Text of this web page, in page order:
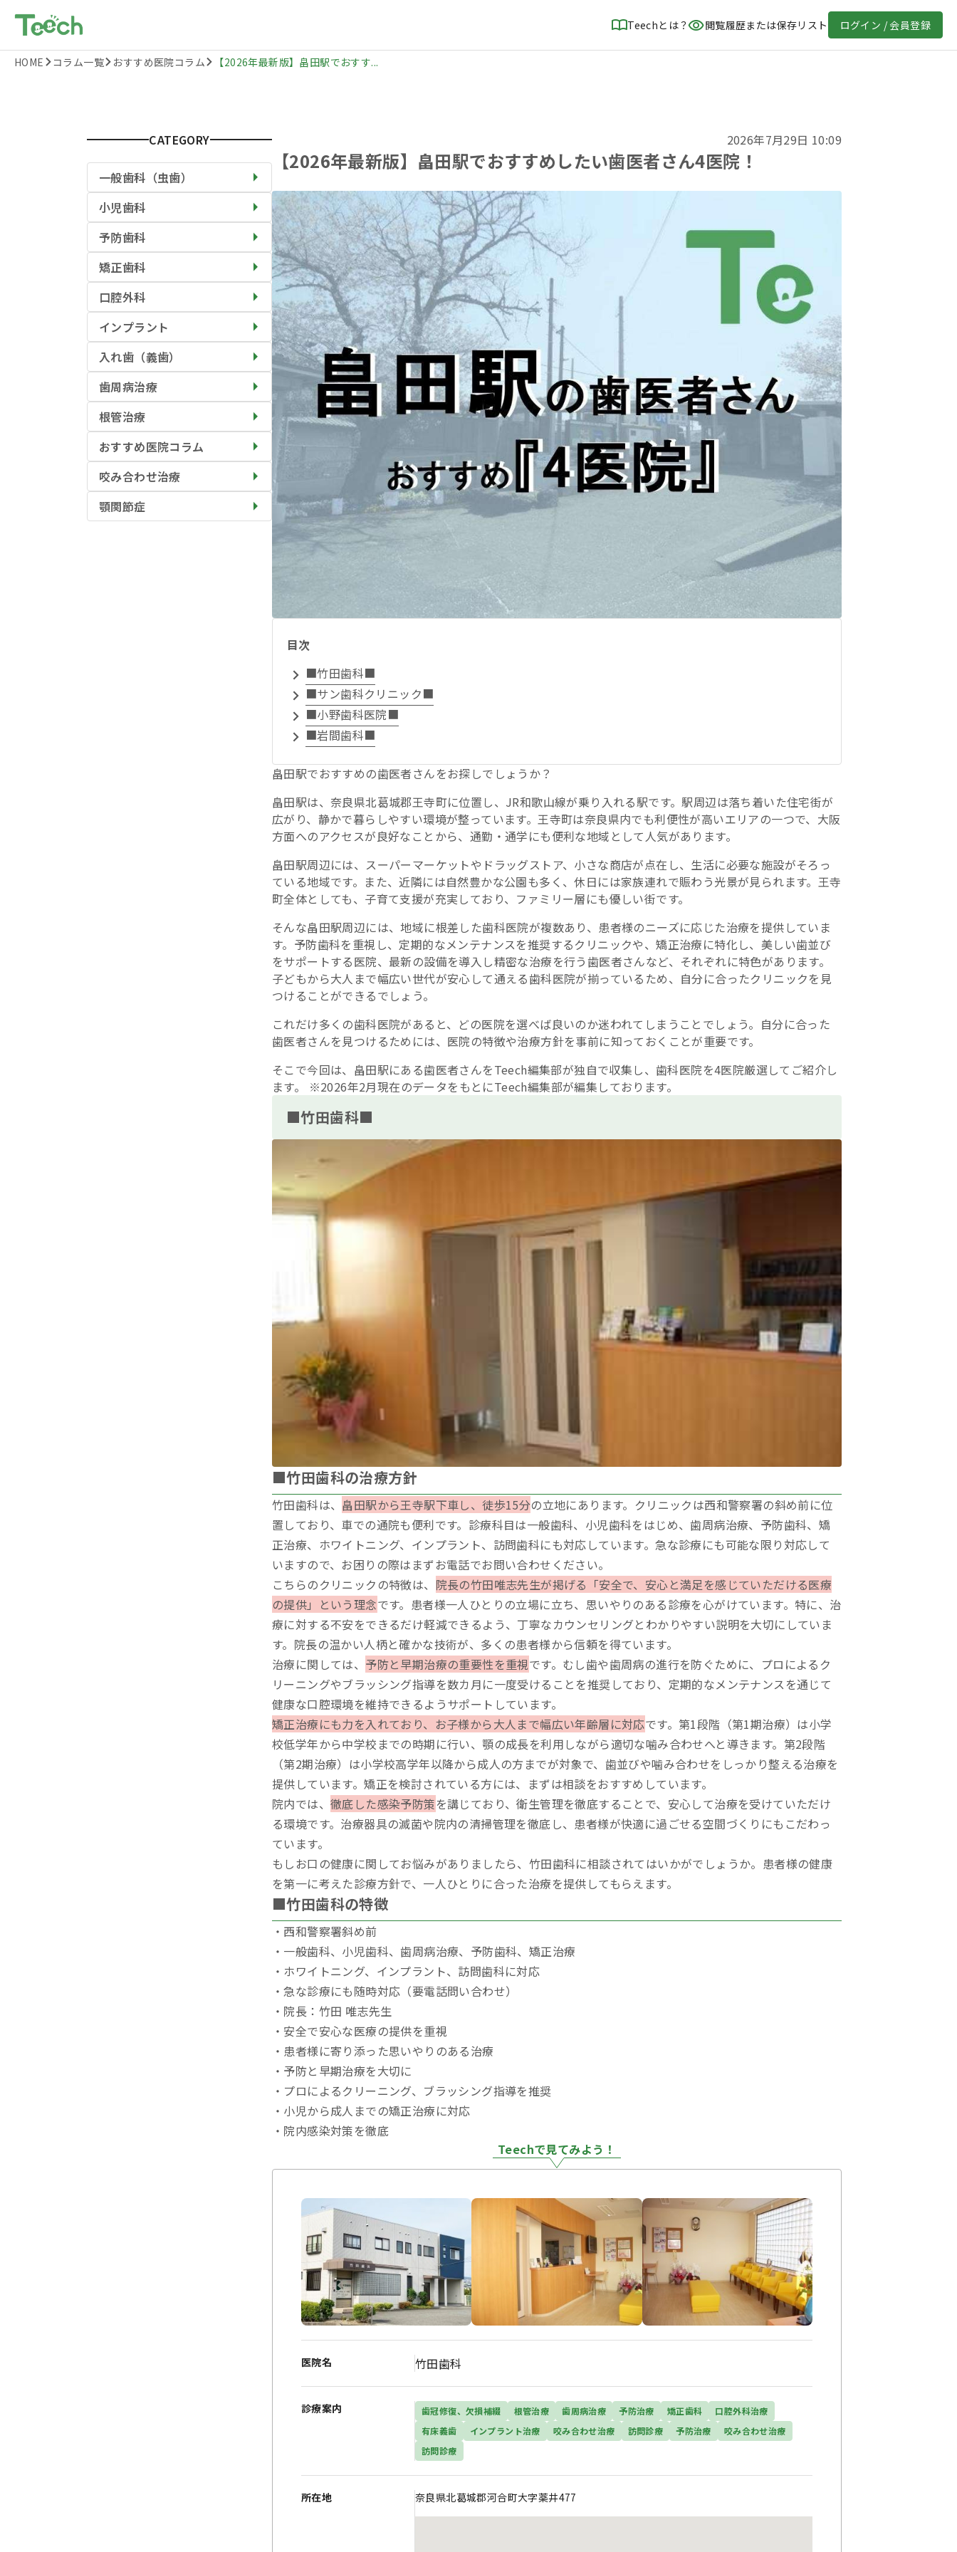
Teechとは？ 閲覧履歴または保存リスト ログイン / 会員登録
HOME コラム一覧 おすすめ医院コラム 【2026年最新版】畠田駅でおすす...
CATEGORY
一般歯科（虫歯）
小児歯科
予防歯科
矯正歯科
口腔外科
インプラント
入れ歯（義歯）
歯周病治療
根管治療
おすすめ医院コラム
咬み合わせ治療
顎関節症
2026年7月29日 10:09
【2026年最新版】畠田駅でおすすめしたい歯医者さん4医院！
目次
■竹田歯科■
■サン歯科クリニック■
■小野歯科医院■
■岩間歯科■
畠田駅でおすすめの歯医者さんをお探しでしょうか？
畠田駅は、奈良県北葛城郡王寺町に位置し、JR和歌山線が乗り入れる駅です。駅周辺は落ち着いた住宅街が
広がり、静かで暮らしやすい環境が整っています。王寺町は奈良県内でも利便性が高いエリアの一つで、大阪
方面へのアクセスが良好なことから、通勤・通学にも便利な地域として人気があります。
畠田駅周辺には、スーパーマーケットやドラッグストア、小さな商店が点在し、生活に必要な施設がそろっ
ている地域です。また、近隣には自然豊かな公園も多く、休日には家族連れで賑わう光景が見られます。王寺
町全体としても、子育て支援が充実しており、ファミリー層にも優しい街です。
そんな畠田駅周辺には、地域に根差した歯科医院が複数あり、患者様のニーズに応じた治療を提供していま
す。予防歯科を重視し、定期的なメンテナンスを推奨するクリニックや、矯正治療に特化し、美しい歯並び
をサポートする医院、最新の設備を導入し精密な治療を行う歯医者さんなど、それぞれに特色があります。
子どもから大人まで幅広い世代が安心して通える歯科医院が揃っているため、自分に合ったクリニックを見
つけることができるでしょう。
これだけ多くの歯科医院があると、どの医院を選べば良いのか迷われてしまうことでしょう。自分に合った
歯医者さんを見つけるためには、医院の特徴や治療方針を事前に知っておくことが重要です。
そこで今回は、畠田駅にある歯医者さんをTeech編集部が独自で収集し、歯科医院を4医院厳選してご紹介し
ます。 ※2026年2月現在のデータをもとにTeech編集部が編集しております。
■竹田歯科■
■竹田歯科の治療方針
竹田歯科は、 畠田駅から王寺駅下車し、徒歩15分の立地にあります。クリニックは西和警察署の斜め前に位
置しており、車での通院も便利です。診療科目は一般歯科、小児歯科をはじめ、歯周病治療、予防歯科、矯
正治療、ホワイトニング、インプラント、訪問歯科にも対応しています。急な診療にも可能な限り対応して
いますので、お困りの際はまずお電話でお問い合わせください。
こちらのクリニックの特徴は、 院長の竹田唯志先生が掲げる「安全で、安心と満足を感じていただける医療
の提供」という理念です。患者様一人ひとりの立場に立ち、思いやりのある診療を心がけています。特に、治
療に対する不安をできるだけ軽減できるよう、丁寧なカウンセリングとわかりやすい説明を大切にしていま
す。院長の温かい人柄と確かな技術が、多くの患者様から信頼を得ています。
治療に関しては、 予防と早期治療の重要性を重視です。むし歯や歯周病の進行を防ぐために、プロによるク
リーニングやブラッシング指導を数カ月に一度受けることを推奨しており、定期的なメンテナンスを通じて
健康な口腔環境を維持できるようサポートしています。
矯正治療にも力を入れており、お子様から大人まで幅広い年齢層に対応です。第1段階（第1期治療）は小学
校低学年から中学校までの時期に行い、顎の成長を利用しながら適切な噛み合わせへと導きます。第2段階
（第2期治療）は小学校高学年以降から成人の方までが対象で、歯並びや噛み合わせをしっかり整える治療を
提供しています。矯正を検討されている方には、まずは相談をおすすめしています。
院内では、 徹底した感染予防策を講じており、衛生管理を徹底することで、安心して治療を受けていただけ
る環境です。治療器具の滅菌や院内の清掃管理を徹底し、患者様が快適に過ごせる空間づくりにもこだわっ
ています。
もしお口の健康に関してお悩みがありましたら、竹田歯科に相談されてはいかがでしょうか。患者様の健康
を第一に考えた診療方針で、一人ひとりに合った治療を提供してもらえます。
■竹田歯科の特徴
・西和警察署斜め前
・一般歯科、小児歯科、歯周病治療、予防歯科、矯正治療
・ホワイトニング、インプラント、訪問歯科に対応
・急な診療にも随時対応（要電話問い合わせ）
・院長：竹田 唯志先生
・安全で安心な医療の提供を重視
・患者様に寄り添った思いやりのある治療
・予防と早期治療を大切に
・プロによるクリーニング、ブラッシング指導を推奨
・小児から成人までの矯正治療に対応
・院内感染対策を徹底
Teechで見てみよう！
医院名 竹田歯科
診療案内 歯冠修復、欠損補綴 根管治療 歯周病治療 予防治療 矯正歯科
口腔外科治療
有床義歯
インプラント治療 咬み合わせ治療 訪問診療 予防治療
咬み合わせ治療
訪問診療
所在地 奈良県北葛城郡河合町大字薬井477